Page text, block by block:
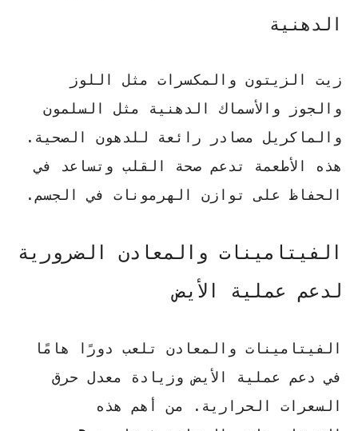
الدهنية
زيت الزيتون والمكسرات مثل
اللوز
والجوز
والأسماك الدهنية مثل
السلمون
والماكريل مصادر رائعة للدهون الصحية.
هذه الأطعمة تدعم صحة القلب وتساعد في
الحفاظ على توازن الهرمونات في الجسم.
الفيتامينات والمعادن الضرورية
لدعم عملية الأيض
الفيتامينات والمعادن تلعب دورًا هامًا
في دعم عملية الأيض وزيادة معدل حرق
السعرات الحرارية. من أهم هذه